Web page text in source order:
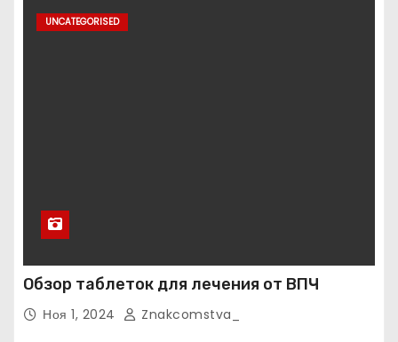
UNCATEGORISED
Обзор таблеток для лечения от ВПЧ
Ноя 1, 2024 Znakcomstva_